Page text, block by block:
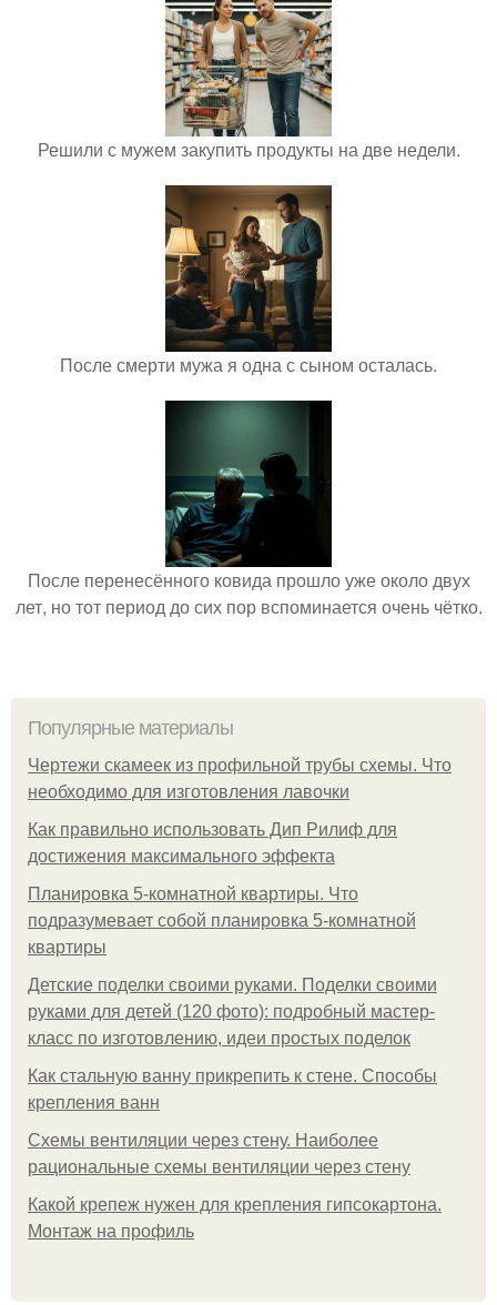
Решили с мужем закупить продукты на две недели.
После смерти мужа я одна с сыном осталась.
После перенесённого ковида прошло уже около двух
лет, но тот период до сих пор вспоминается очень чётко.
Популярные материалы
Чертежи скамеек из профильной трубы схемы. Что
необходимо для изготовления лавочки
Как правильно использовать Дип Рилиф для
достижения максимального эффекта
Планировка 5-комнатной квартиры. Что
подразумевает собой планировка 5-комнатной
квартиры
Детские поделки своими руками. Поделки своими
руками для детей (120 фото): подробный мастер-
класс по изготовлению, идеи простых поделок
Как стальную ванну прикрепить к стене. Способы
крепления ванн
Схемы вентиляции через стену. Наиболее
рациональные схемы вентиляции через стену
Какой крепеж нужен для крепления гипсокартона.
Монтаж на профиль